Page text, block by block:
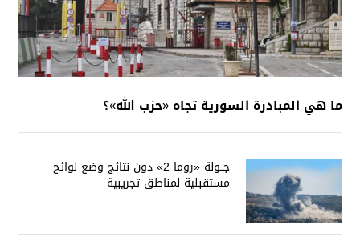
ما هي المبادرة السورية تجاه «حزب الله»؟
جــولة «روما 2» دون نتائج وضع لوائح
مستقبلية لمناطق تجريبية